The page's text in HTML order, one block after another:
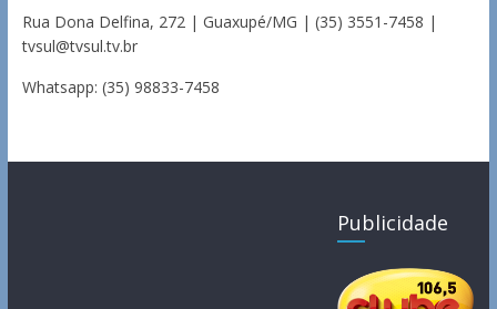
Rua Dona Delfina, 272 | Guaxupé/MG | (35) 3551-7458 |
tvsul@tvsul.tv.br
Whatsapp: (35) 98833-7458
Publicidade